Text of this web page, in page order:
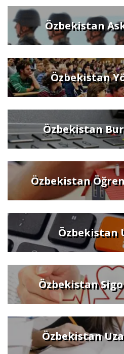
Özbekistan
Özbekistan
Özbekistan
Özbekistan
Özbekistan
Özbekistan
Özbekistan